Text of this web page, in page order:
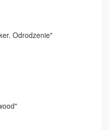
Odrodzenie"